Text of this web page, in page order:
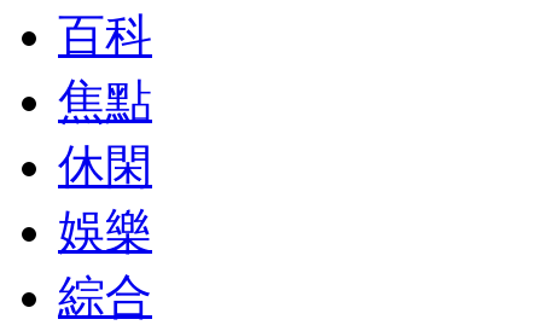
百科
焦點
休閑
娛樂
綜合